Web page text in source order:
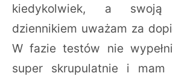
kiedykolwiek, a
dziennikiem uważam za
W fazie testów nie
super skrupulatnie i mam